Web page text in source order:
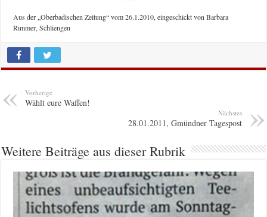
Aus der „Oberbadischen Zeitung“ vom 26.1.2010, eingeschickt von Barbara
Rimmer, Schliengen
Vorherige
Wählt eure Waffen!
Nächstes
28.01.2011, Gmündner Tagespost
Weitere Beiträge aus dieser Rubrik